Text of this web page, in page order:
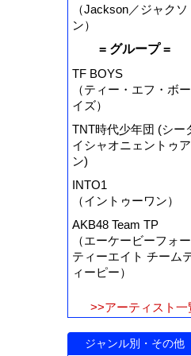
（Jackson／ジャクソ
ン）
= グループ =
TF BOYS
（ティー・エフ・ボー
イズ）
TNT時代少年団 (シー
イシャオニェントゥア
ン)
INTO1
（イントゥーワン）
AKB48 Team TP
（エーケービーフォー
ティーエイト チーム
ィーピー）
>>アーティスト一
ジャンル別・その他